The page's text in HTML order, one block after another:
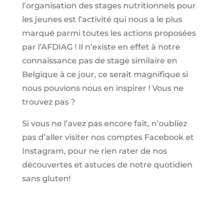
l’organisation des stages nutritionnels pour
les jeunes est l’activité qui nous a le plus
marqué parmi toutes les actions proposées
par l’AFDIAG ! Il n’existe en effet à notre
connaissance pas de stage similaire en
Belgique à ce jour, ce serait magnifique si
nous pouvions nous en inspirer ! Vous ne
trouvez pas ?
Si vous ne l’avez pas encore fait, n’oubliez
pas d’aller visiter nos comptes Facebook et
Instagram, pour ne rien rater de nos
découvertes et astuces de notre quotidien
sans gluten!